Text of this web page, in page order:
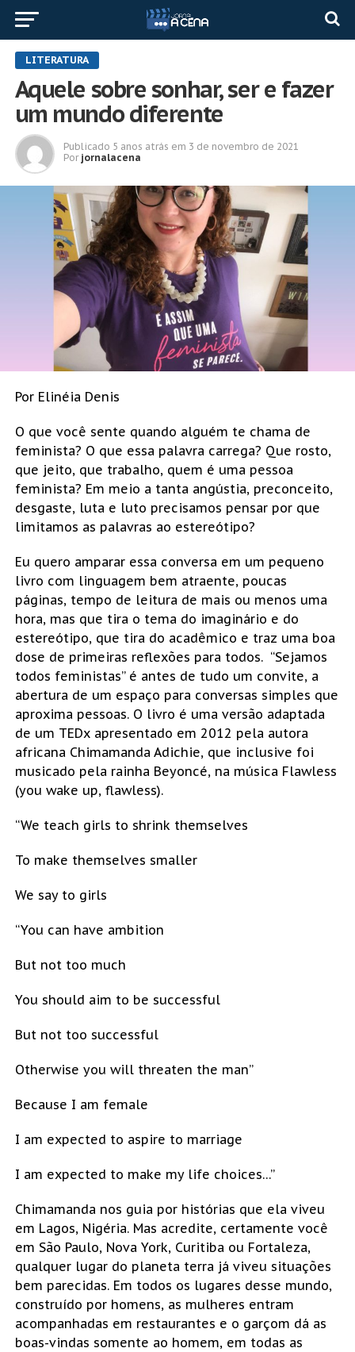
LITERATURA
Aquele sobre sonhar, ser e fazer
um mundo diferente
Publicado 5 anos atrás em 3 de novembro de 2021
Por jornalacena
Por Elinéia Denis
O que você sente quando alguém te chama de
feminista? O que essa palavra carrega? Que rosto,
que jeito, que trabalho, quem é uma pessoa
feminista? Em meio a tanta angústia, preconceito,
desgaste, luta e luto precisamos pensar por que
limitamos as palavras ao estereótipo?
Eu quero amparar essa conversa em um pequeno
livro com linguagem bem atraente, poucas
páginas, tempo de leitura de mais ou menos uma
hora, mas que tira o tema do imaginário e do
estereótipo, que tira do acadêmico e traz uma boa
dose de primeiras reflexões para todos. “Sejamos
todos feministas” é antes de tudo um convite, a
abertura de um espaço para conversas simples que
aproxima pessoas. O livro é uma versão adaptada
de um TEDx apresentado em 2012 pela autora
africana Chimamanda Adichie, que inclusive foi
musicado pela rainha Beyoncé, na música Flawless
(you wake up, flawless).
“We teach girls to shrink themselves
To make themselves smaller
We say to girls
“You can have ambition
But not too much
You should aim to be successful
But not too successful
Otherwise you will threaten the man”
Because I am female
I am expected to aspire to marriage
I am expected to make my life choices…”
Chimamanda nos guia por histórias que ela viveu
em Lagos, Nigéria. Mas acredite, certamente você
em São Paulo, Nova York, Curitiba ou Fortaleza,
qualquer lugar do planeta terra já viveu situações
bem parecidas. Em todos os lugares desse mundo,
construído por homens, as mulheres entram
acompanhadas em restaurantes e o garçom dá as
boas-vindas somente ao homem, em todas as